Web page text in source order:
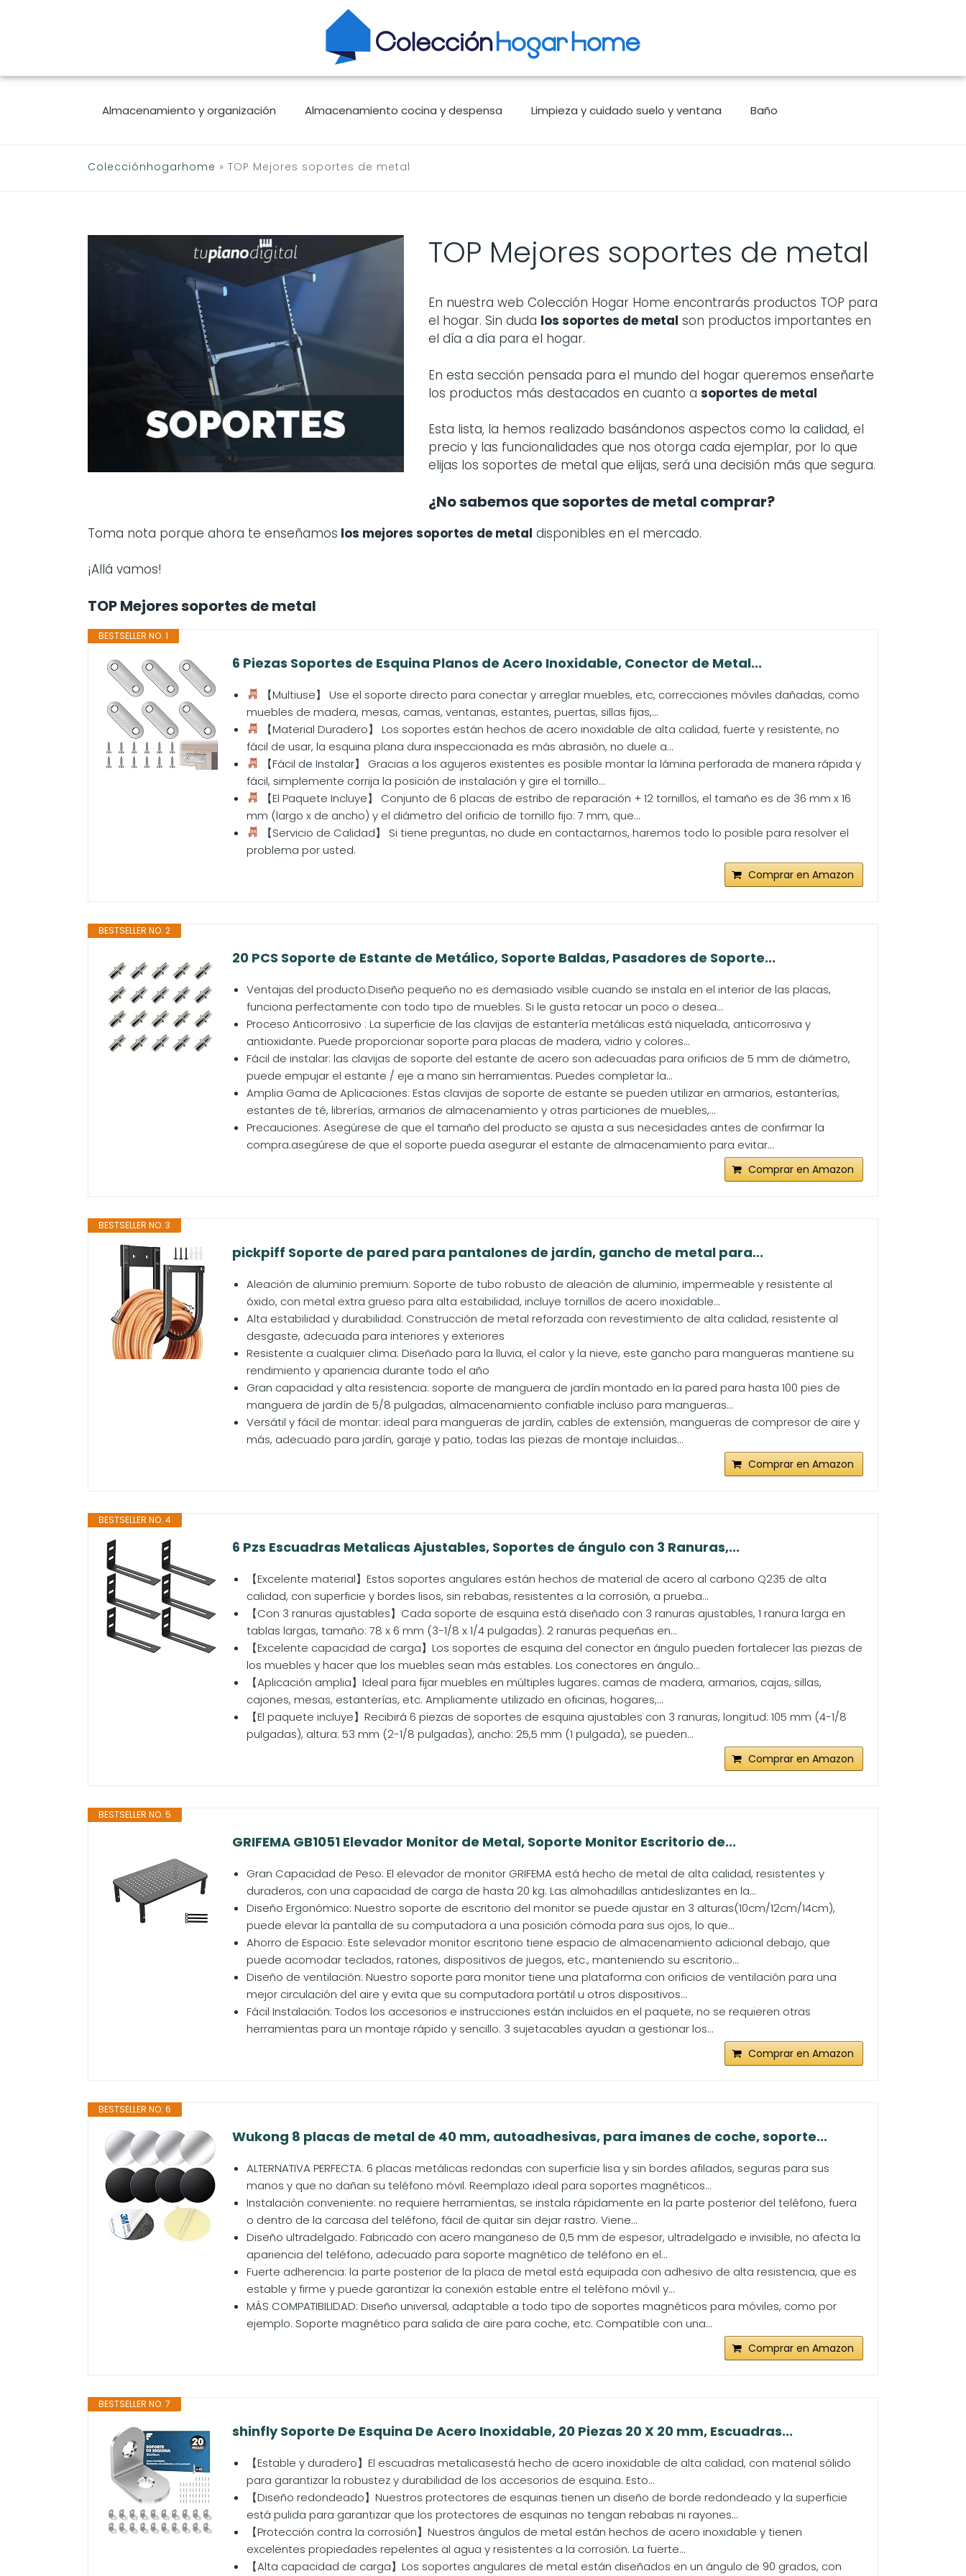
Almacenamiento y organización Almacenamiento cocina y despensa Limpieza y cuidado suelo y ventana Baño
Colecciónhogarhome » TOP Mejores soportes de metal
TOP Mejores soportes de metal
En nuestra web Colección Hogar Home encontrarás productos TOP para
el hogar. Sin duda los soportes de metal son productos importantes en
el día a día para el hogar.
En esta sección pensada para el mundo del hogar queremos enseñarte
los productos más destacados en cuanto a soportes de metal
Esta lista, la hemos realizado basándonos aspectos como la calidad, el
precio y las funcionalidades que nos otorga cada ejemplar, por lo que
elijas los soportes de metal que elijas, será una decisión más que segura.
¿No sabemos que soportes de metal comprar?
Toma nota porque ahora te enseñamos los mejores soportes de metal disponibles en el mercado.
¡Allá vamos!
TOP Mejores soportes de metal
BESTSELLER NO. 1
6 Piezas Soportes de Esquina Planos de Acero Inoxidable, Conector de Metal...
【Multiuse】 Use el soporte directo para conectar y arreglar muebles, etc, correcciones móviles dañadas, como
muebles de madera, mesas, camas, ventanas, estantes, puertas, sillas fijas,...
【Material Duradero】 Los soportes están hechos de acero inoxidable de alta calidad, fuerte y resistente, no
fácil de usar, la esquina plana dura inspeccionada es más abrasión, no duele a...
【Fácil de Instalar】 Gracias a los agujeros existentes es posible montar la lámina perforada de manera rápida y
fácil, simplemente corrija la posición de instalación y gire el tornillo...
【El Paquete Incluye】 Conjunto de 6 placas de estribo de reparación + 12 tornillos, el tamaño es de 36 mm x 16
mm (largo x de ancho) y el diámetro del orificio de tornillo fijo: 7 mm, que...
【Servicio de Calidad】 Si tiene preguntas, no dude en contactarnos, haremos todo lo posible para resolver el
problema por usted.
Comprar en Amazon
BESTSELLER NO. 2
20 PCS Soporte de Estante de Metálico, Soporte Baldas, Pasadores de Soporte...
Ventajas del producto:Diseño pequeño no es demasiado visible cuando se instala en el interior de las placas,
funciona perfectamente con todo tipo de muebles. Si le gusta retocar un poco o desea...
Proceso Anticorrosivo : La superficie de las clavijas de estantería metálicas está niquelada, anticorrosiva y
antioxidante. Puede proporcionar soporte para placas de madera, vidrio y colores...
Fácil de instalar: las clavijas de soporte del estante de acero son adecuadas para orificios de 5 mm de diámetro,
puede empujar el estante / eje a mano sin herramientas. Puedes completar la...
Amplia Gama de Aplicaciones: Estas clavijas de soporte de estante se pueden utilizar en armarios, estanterías,
estantes de té, librerías, armarios de almacenamiento y otras particiones de muebles,...
Precauciones: Asegúrese de que el tamaño del producto se ajusta a sus necesidades antes de confirmar la
compra.asegúrese de que el soporte pueda asegurar el estante de almacenamiento para evitar...
Comprar en Amazon
BESTSELLER NO. 3
pickpiff Soporte de pared para pantalones de jardín, gancho de metal para...
Aleación de aluminio premium: Soporte de tubo robusto de aleación de aluminio, impermeable y resistente al
óxido, con metal extra grueso para alta estabilidad, incluye tornillos de acero inoxidable...
Alta estabilidad y durabilidad: Construcción de metal reforzada con revestimiento de alta calidad, resistente al
desgaste, adecuada para interiores y exteriores
Resistente a cualquier clima: Diseñado para la lluvia, el calor y la nieve, este gancho para mangueras mantiene su
rendimiento y apariencia durante todo el año
Gran capacidad y alta resistencia: soporte de manguera de jardín montado en la pared para hasta 100 pies de
manguera de jardín de 5/8 pulgadas, almacenamiento confiable incluso para mangueras...
Versátil y fácil de montar: ideal para mangueras de jardín, cables de extensión, mangueras de compresor de aire y
más, adecuado para jardín, garaje y patio, todas las piezas de montaje incluidas...
Comprar en Amazon
BESTSELLER NO. 4
6 Pzs Escuadras Metalicas Ajustables, Soportes de ángulo con 3 Ranuras,...
【Excelente material】Estos soportes angulares están hechos de material de acero al carbono Q235 de alta
calidad, con superficie y bordes lisos, sin rebabas, resistentes a la corrosión, a prueba...
【Con 3 ranuras ajustables】Cada soporte de esquina está diseñado con 3 ranuras ajustables, 1 ranura larga en
tablas largas, tamaño: 78 x 6 mm (3-1/8 x 1/4 pulgadas). 2 ranuras pequeñas en...
【Excelente capacidad de carga】Los soportes de esquina del conector en ángulo pueden fortalecer las piezas de
los muebles y hacer que los muebles sean más estables. Los conectores en ángulo...
【Aplicación amplia】Ideal para fijar muebles en múltiples lugares: camas de madera, armarios, cajas, sillas,
cajones, mesas, estanterías, etc. Ampliamente utilizado en oficinas, hogares,...
【El paquete incluye】Recibirá 6 piezas de soportes de esquina ajustables con 3 ranuras, longitud: 105 mm (4-1/8
pulgadas), altura: 53 mm (2-1/8 pulgadas), ancho: 25,5 mm (1 pulgada), se pueden...
Comprar en Amazon
BESTSELLER NO. 5
GRIFEMA GB1051 Elevador Monitor de Metal, Soporte Monitor Escritorio de...
Gran Capacidad de Peso: El elevador de monitor GRIFEMA está hecho de metal de alta calidad, resistentes y
duraderos, con una capacidad de carga de hasta 20 kg. Las almohadillas antideslizantes en la...
Diseño Ergonómico: Nuestro soporte de escritorio del monitor se puede ajustar en 3 alturas(10cm/12cm/14cm),
puede elevar la pantalla de su computadora a una posición cómoda para sus ojos, lo que...
Ahorro de Espacio: Este selevador monitor escritorio tiene espacio de almacenamiento adicional debajo, que
puede acomodar teclados, ratones, dispositivos de juegos, etc., manteniendo su escritorio...
Diseño de ventilación: Nuestro soporte para monitor tiene una plataforma con orificios de ventilación para una
mejor circulación del aire y evita que su computadora portátil u otros dispositivos...
Fácil Instalación: Todos los accesorios e instrucciones están incluidos en el paquete, no se requieren otras
herramientas para un montaje rápido y sencillo. 3 sujetacables ayudan a gestionar los...
Comprar en Amazon
BESTSELLER NO. 6
Wukong 8 placas de metal de 40 mm, autoadhesivas, para imanes de coche, soporte...
ALTERNATIVA PERFECTA: 6 placas metálicas redondas con superficie lisa y sin bordes afilados, seguras para sus
manos y que no dañan su teléfono móvil. Reemplazo ideal para soportes magnéticos...
Instalación conveniente: no requiere herramientas, se instala rápidamente en la parte posterior del teléfono, fuera
o dentro de la carcasa del teléfono, fácil de quitar sin dejar rastro. Viene...
Diseño ultradelgado: Fabricado con acero manganeso de 0,5 mm de espesor, ultradelgado e invisible, no afecta la
apariencia del teléfono, adecuado para soporte magnético de teléfono en el...
Fuerte adherencia: la parte posterior de la placa de metal está equipada con adhesivo de alta resistencia, que es
estable y firme y puede garantizar la conexión estable entre el teléfono móvil y...
MÁS COMPATIBILIDAD: Diseño universal, adaptable a todo tipo de soportes magnéticos para móviles, como por
ejemplo. Soporte magnético para salida de aire para coche, etc. Compatible con una...
Comprar en Amazon
BESTSELLER NO. 7
shinfly Soporte De Esquina De Acero Inoxidable, 20 Piezas 20 X 20 mm, Escuadras...
【Estable y duradero】El escuadras metalicasestá hecho de acero inoxidable de alta calidad, con material sólido
para garantizar la robustez y durabilidad de los accesorios de esquina. Esto...
【Diseño redondeado】Nuestros protectores de esquinas tienen un diseño de borde redondeado y la superficie
está pulida para garantizar que los protectores de esquinas no tengan rebabas ni rayones...
【Protección contra la corrosión】Nuestros ángulos de metal están hechos de acero inoxidable y tienen
excelentes propiedades repelentes al agua y resistentes a la corrosión. La fuerte...
【Alta capacidad de carga】Los soportes angulares de metal están diseñados en un ángulo de 90 grados, con